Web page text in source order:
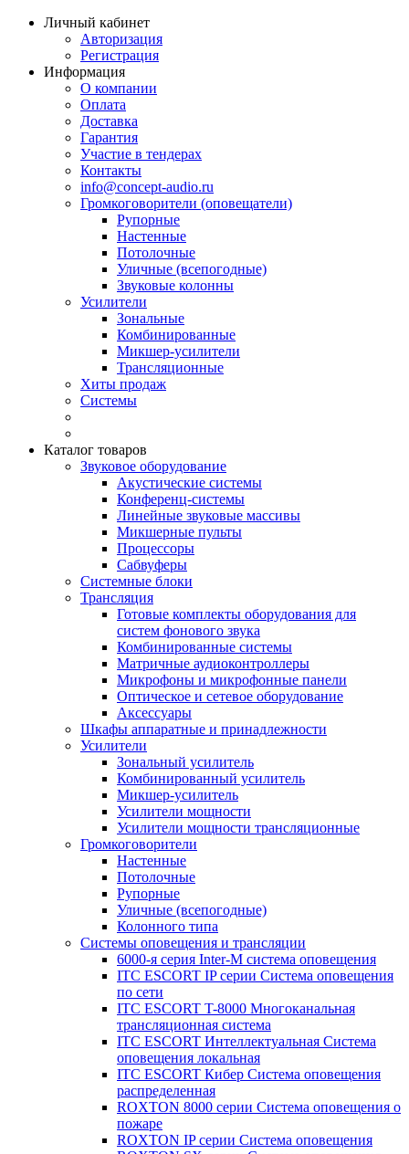
Личный кабинет
Авторизация
Регистрация
Информация
О компании
Оплата
Доставка
Гарантия
Участие в тендерах
Контакты
info@concept-audio.ru
Громкоговорители (оповещатели)
Рупорные
Настенные
Потолочные
Уличные (всепогодные)
Звуковые колонны
Усилители
Зональные
Комбинированные
Микшер-усилители
Трансляционные
Хиты продаж
Системы
Каталог товаров
Звуковое оборудование
Акустические системы
Конференц-системы
Линейные звуковые массивы
Микшерные пульты
Процессоры
Сабвуферы
Системные блоки
Трансляция
Готовые комплекты оборудования для
систем фонового звука
Комбинированные системы
Матричные аудиоконтроллеры
Микрофоны и микрофонные панели
Оптическое и сетевое оборудование
Аксессуары
Шкафы аппаратные и принадлежности
Усилители
Зональный усилитель
Комбинированный усилитель
Микшер-усилитель
Усилители мощности
Усилители мощности трансляционные
Громкоговорители
Настенные
Потолочные
Рупорные
Уличные (всепогодные)
Колонного типа
Системы оповещения и трансляции
6000-я серия Inter-M система оповещения
ITC ESCORT IP серии Система оповещения
по сети
ITC ESCORT T-8000 Многоканальная
трансляционная система
ITC ESCORT Интеллектуальная Система
оповещения локальная
ITC ESCORT Кибер Система оповещения
распределенная
ROXTON 8000 серии Система оповещения о
пожаре
ROXTON IP серии Система оповещения